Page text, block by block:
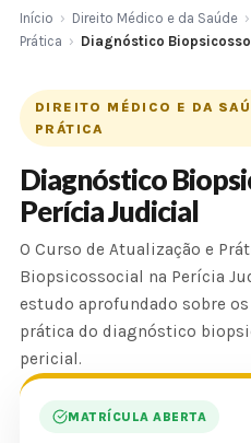
Início › Direito Médico e da Saúde ›
Prática › Diagnóstico
DIREITO MÉDICO E DA
PRÁTICA
Diagnóstico
Perícia Judicial
O Curso de Atualização e
Biopsicossocial na Perícia
estudo aprofundado sobre
prática do diagnóstico
pericial.
MATRÍCULA ABERTA